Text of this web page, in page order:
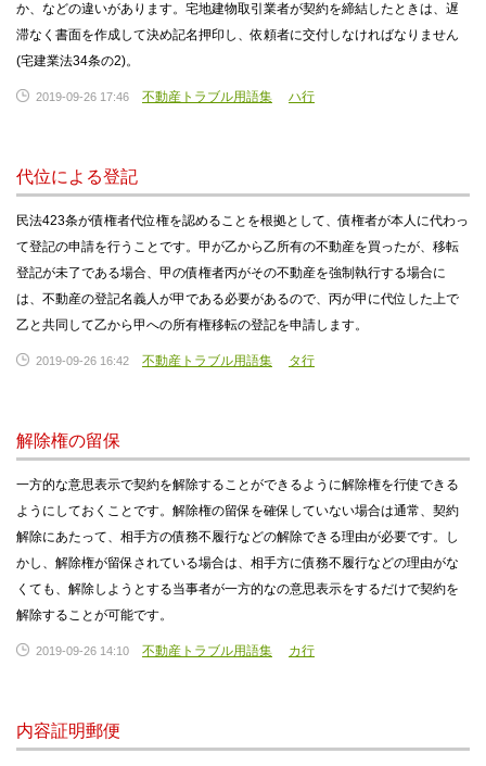
か、などの違いがあります。宅地建物取引業者が契約を締結したときは、遅
滞なく書面を作成して決め記名押印し、依頼者に交付しなければなりません
(宅建業法34条の2)。
2019-09-26 17:46 不動産トラブル用語集 ハ行
代位による登記
民法423条が債権者代位権を認めることを根拠として、債権者が本人に代わっ
て登記の申請を行うことです。甲が乙から乙所有の不動産を買ったが、移転
登記が未了である場合、甲の債権者丙がその不動産を強制執行する場合に
は、不動産の登記名義人が甲である必要があるので、丙が甲に代位した上で
乙と共同して乙から甲への所有権移転の登記を申請します。
2019-09-26 16:42 不動産トラブル用語集 タ行
解除権の留保
一方的な意思表示で契約を解除することができるように解除権を行使できる
ようにしておくことです。解除権の留保を確保していない場合は通常、契約
解除にあたって、相手方の債務不履行などの解除できる理由が必要です。し
かし、解除権が留保されている場合は、相手方に債務不履行などの理由がな
くても、解除しようとする当事者が一方的なの意思表示をするだけで契約を
解除することが可能です。
2019-09-26 14:10 不動産トラブル用語集 カ行
内容証明郵便